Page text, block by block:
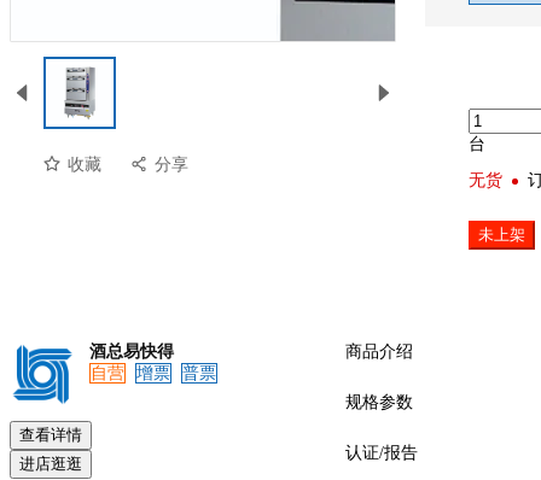
预览
收藏 分享
台
无货
未上架
酒总易快得
自营
增票 普票
查看详情
进店逛逛
商品介绍
规格参数
认证/报告